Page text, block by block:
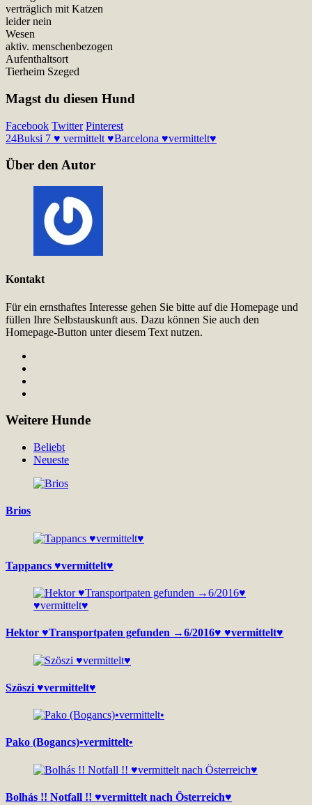
verträglich mit Katzen
leider nein
Wesen
aktiv. menschenbezogen
Aufenthaltsort
Tierheim Szeged
Magst du diesen Hund
Facebook Twitter Pinterest
24Buksi 7 ♥ vermittelt ♥Barcelona ♥vermittelt♥
Über den Autor
Kontakt
Für ein ernsthaftes Interesse gehen Sie bitte auf die Homepage und
füllen Ihre Selbstauskunft aus. Dazu können Sie auch den
Homepage-Button unter diesem Text nutzen.
Weitere Hunde
Beliebt
Neueste
Brios
Tappancs ♥vermittelt♥
Hektor ♥Transportpaten gefunden →6/2016♥ ♥vermittelt♥
Szöszi ♥vermittelt♥
Pako (Bogancs)•vermittelt•
Bolhás !! Notfall !! ♥vermittelt nach Österreich♥